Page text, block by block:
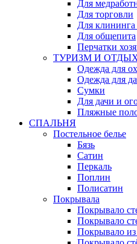
Для
Для торговли
Для
Для общепита
Перчатки
ТУРИЗМ И
Одежда для
Одежда для
Сумки
Для дачи и
Пляжные
СПАЛЬНЯ
Постельное белье
Бязь
Сатин
Перкаль
Поплин
Полисатин
Покрывала
Покрывало
Покрывало
Покрывало из